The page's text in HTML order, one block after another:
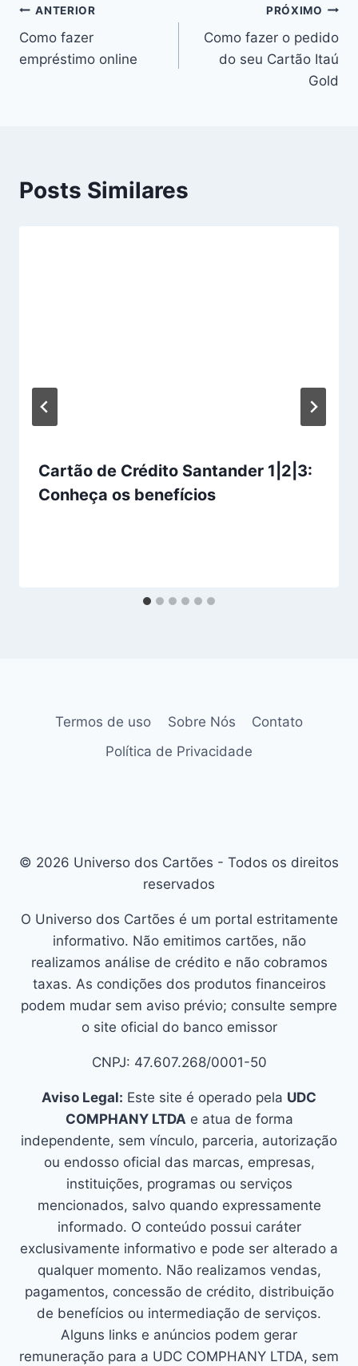
ANTERIOR
Como fazer
empréstimo online
PRÓXIMO
Como fazer o pedido
do seu Cartão Itaú
Gold
Posts Similares
Cartão de Crédito Santander 1|2|3:
Conheça os benefícios
Termos de uso Sobre Nós
Contato
Política de Privacidade
© 2026 Universo dos Cartões - Todos os direitos
reservados
O Universo dos Cartões é um portal estritamente
informativo. Não emitimos cartões, não
realizamos análise de crédito e não cobramos
taxas. As condições dos produtos financeiros
podem mudar sem aviso prévio; consulte sempre
o site oficial do banco emissor
CNPJ: 47.607.268/0001-50
Aviso Legal: Este site é operado pela UDC
COMPHANY LTDAe atua de forma
independente, sem vínculo, parceria, autorização
ou endosso oficial das marcas, empresas,
instituições, programas ou serviços
mencionados, salvo quando expressamente
informado. O conteúdo possui caráter
exclusivamente informativo e pode ser alterado a
qualquer momento. Não realizamos vendas,
pagamentos, concessão de crédito, distribuição
de benefícios ou intermediação de serviços.
Alguns links e anúncios podem gerar
remuneração para a UDC COMPHANY LTDA, sem